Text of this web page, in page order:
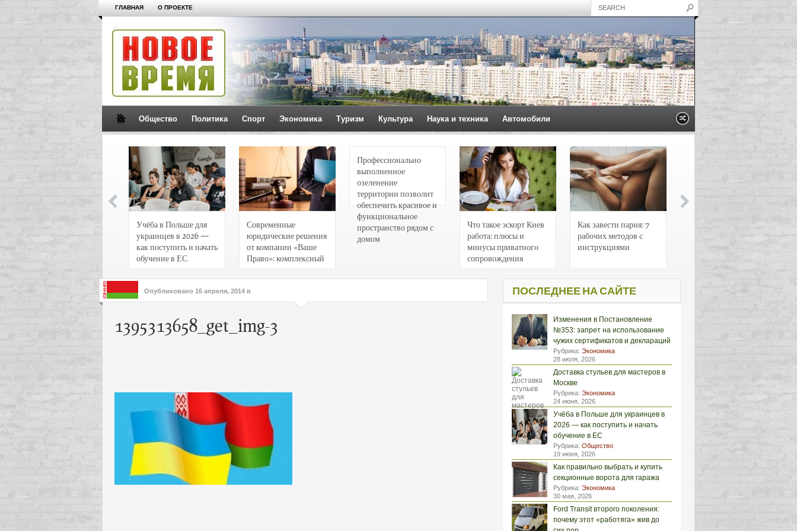
ГЛАВНАЯ О ПРОЕКТЕ
Общество Политика Спорт Экономика Туризм Культура Наука и техника Автомобили
Учёба в Польше для
украинцев в 2026 —
как поступить и начать
обучение в ЕС
Современные
юридические решения
от компании «Ваше
Право»: комплексный
интересов клиентов
Профессионально
выполненное
озеленение
территории позволит
обеспечить красивое и
функциональное
пространство рядом с
домом
Что такое эскорт Киев
работа: плюсы и
минусы приватного
сопровождения
Как завести парня: 7
рабочих методов с
инструкциями
Опубликовано 16 апреля, 2014 в
1395313658_get_img-3
ПОСЛЕДНЕЕ НА САЙТЕ
Изменения в Постановление
№353: запрет на использование
чужих сертификатов и деклараций
Рубрика: Экономика
28 июля, 2026
Доставка стульев для мастеров в
Москве
Рубрика: Экономика
24 июня, 2026
Учёба в Польше для украинцев в
2026 — как поступить и начать
обучение в ЕС
Рубрика: Общество
19 июня, 2026
Как правильно выбрать и купить
секционные ворота для гаража
Рубрика: Экономика
30 мая, 2026
Ford Transit второго поколения:
почему этот «работяга» жив до